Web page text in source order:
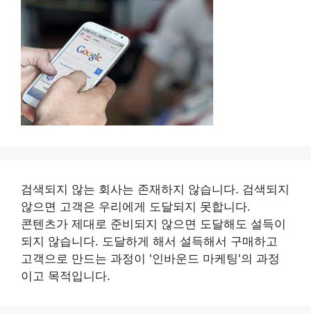
검색되지 않는 회사는 존재하지 않습니다. 검색되지
않으면 고객은 우리에게 도달되지 못합니다.
콘텐츠가 제대로 준비되지 않으면 도달해도 설득이
되지 않습니다. 도달하게 해서 설득해서 구매하고
고객으로 만드는 과정이 '인바운드 마케팅'의 과정
이고 목적입니다.